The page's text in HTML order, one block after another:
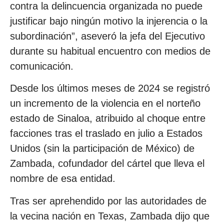
contra la delincuencia organizada no puede
justificar bajo ningún motivo la injerencia o la
subordinación”, aseveró la jefa del Ejecutivo
durante su habitual encuentro con medios de
comunicación.
Desde los últimos meses de 2024 se registró
un incremento de la violencia en el norteño
estado de Sinaloa, atribuido al choque entre
facciones tras el traslado en julio a Estados
Unidos (sin la participación de México) de
Zambada, cofundador del cártel que lleva el
nombre de esa entidad.
Tras ser aprehendido por las autoridades de
la vecina nación en Texas, Zambada dijo que